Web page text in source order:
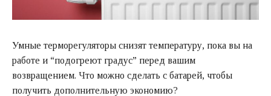
Умные терморегуляторы снизят температуру, пока вы на
работе и “подогреют градус” перед вашим
возвращением. Что можно сделать с батарей, чтобы
получить дополнительную экономию?